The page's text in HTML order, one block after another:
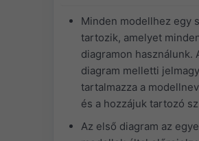
Minden modellhez egy
tartozik, amelyet
diagramon használunk.
diagram melletti
tartalmazza a
és a hozzájuk tartozó
Az első diagram az